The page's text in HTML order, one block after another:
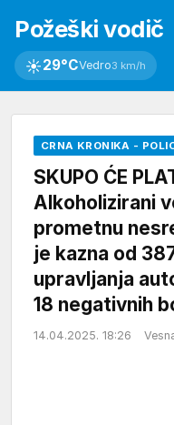
Požeški vodič
☀29°CVedro3 km/h
CRNA KRONIKA -
SKUPO ĆE
Alkoholizirani
prometnu
je kazna od
upravljanja
18 negativnih
14.04.2025. 18:26